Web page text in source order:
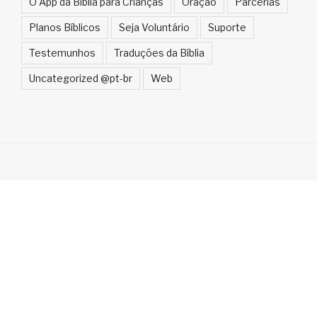
Planos Bíblicos Seja Voluntário Suporte
Testemunhos Traduções da Bíblia
Uncategorized @pt-br Web